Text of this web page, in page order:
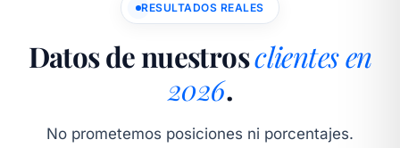
RESULTADOS REALES
Datos de nuestrosclientes en
2026.
No prometemos posiciones ni porcentajes.